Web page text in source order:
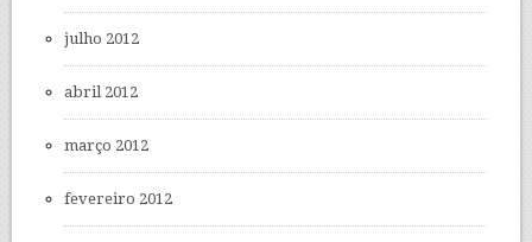
julho 2012
abril 2012
março 2012
fevereiro 2012